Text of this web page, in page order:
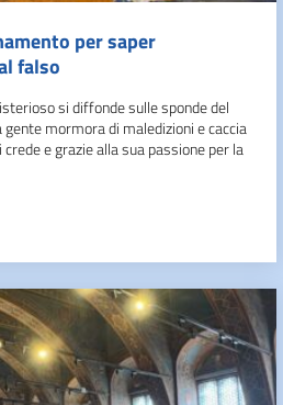
per saper
falso
si diffonde sulle sponde del
gente mormora di maledizioni e caccia
e grazie alla sua passione per la